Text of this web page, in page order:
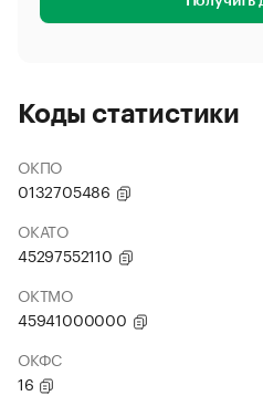
Коды статистики
ОКПО
0132705486
ОКАТО
45297552110
ОКТМО
45941000000
ОКФС
16